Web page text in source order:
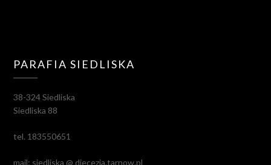
PARAFIA SIEDLISKA
38-324 Siedliska
Siedliska 88
tel. 183550651
mail: siedliska @ diecezja.tarnow.pl